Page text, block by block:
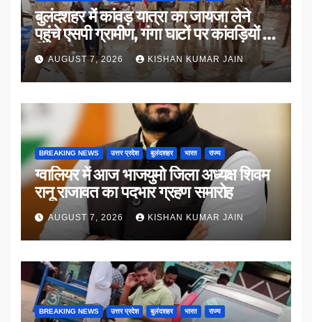
बुलंदशहर में कांवड़ यात्रा का जायजा लेने
पहुंचे एसपी ग्रामीण, गंगा घाटों पर कांवड़ियों से
किया संवाद
AUGUST 7, 2026 KISHAN KUMAR JAIN
BREAKING NEWS उत्तर प्रदेश बुलंदशहर भारत राज्य
ग्वालियर में आज भाजयुमो जिला अध्यक्ष शिवम
रानू राजावत का पदभार ग्रहण समारोह
AUGUST 7, 2026 KISHAN KUMAR JAIN
BREAKING NEWS उत्तर प्रदेश बुलंदशहर भारत राज्य